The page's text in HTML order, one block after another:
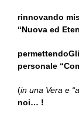
rinnovando
“Nuova ed
personale
(in una Vera e
noi… !